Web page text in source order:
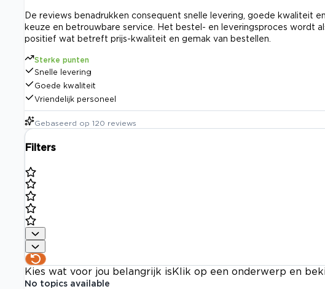
De reviews benadrukken consequent snelle levering, goede kwaliteit
keuze en betrouwbare service. Het bestel- en leveringsproces wordt
positief wat betreft prijs-kwaliteit en gemak van bestellen.
Sterke punten
Snelle levering
Goede kwaliteit
Vriendelijk personeel
Gebaseerd op 120 reviews
Filters
Kies wat voor jou belangrijk is Klik op een onderwerp en
No topics available